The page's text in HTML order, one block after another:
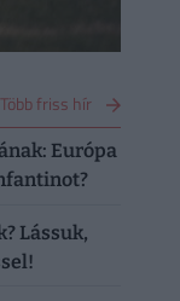
Több friss hír
Európa
Lássuk,